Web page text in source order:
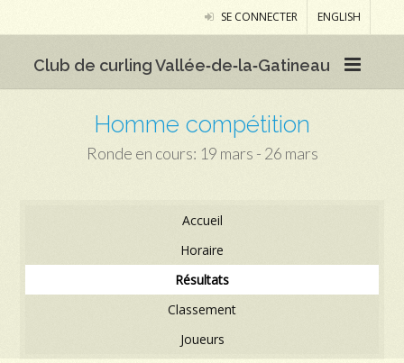
SE CONNECTER ENGLISH
Club de curling Vallée‑de‑la‑Gatineau
Homme compétition
Ronde en cours: 19 mars - 26 mars
Accueil
Horaire
Résultats
Classement
Joueurs